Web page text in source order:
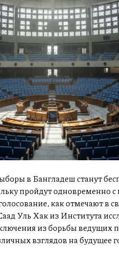
в Бангладеш станут
пройдут одновременно
как отмечают в
Уль Хак из Института
из борьбы ведущих
взглядов на будущее